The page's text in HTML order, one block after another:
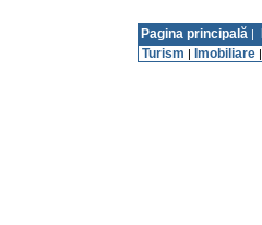
Pagina principală |
Turism | Imobiliare |